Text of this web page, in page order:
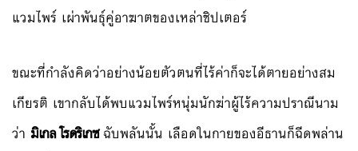
แวมไพร์ เผ่าพันธุ์คู่อาฆาตของเหล่าชิปเตอร์
ขณะที่กำลังคิดว่าอย่างน้อยตัวตนที่ไร้ค่าก็จะได้ตายอย่างสม
เกียรติ เขากลับได้พบแวมไพร์หนุ่มนักฆ่าผู้ไร้ความปราณีนาม
ว่า มิเกล โรดริเกซฉับพลันนั้น เลือดในกายของอีธานก็ฉีดพล่าน